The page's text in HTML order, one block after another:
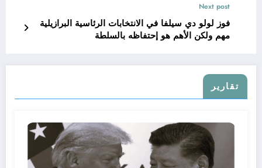
Next post
فوز لولو دي سيلفا في الانتخابات الرئاسية البرازيلية
مهم ولكن الأهم هو إحتفاظه بالسلطة
تقارير